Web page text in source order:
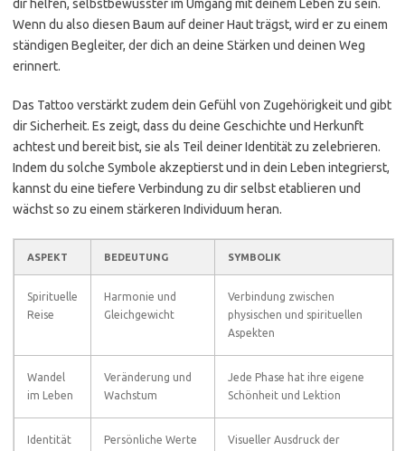
dir helfen, selbstbewusster im Umgang mit deinem Leben zu sein.
Wenn du also diesen Baum auf deiner Haut trägst, wird er zu einem
ständigen Begleiter, der dich an deine Stärken und deinen Weg
erinnert.
Das Tattoo verstärkt zudem dein Gefühl von Zugehörigkeit und gibt
dir Sicherheit. Es zeigt, dass du deine Geschichte und Herkunft
achtest und bereit bist, sie als Teil deiner Identität zu zelebrieren.
Indem du solche Symbole akzeptierst und in dein Leben integrierst,
kannst du eine tiefere Verbindung zu dir selbst etablieren und
wächst so zu einem stärkeren Individuum heran.
ASPEKT BEDEUTUNG SYMBOLIK
Spirituelle
Reise
Harmonie und
Gleichgewicht
Verbindung zwischen
physischen und spirituellen
Aspekten
Wandel
im Leben
Veränderung und
Wachstum
Jede Phase hat ihre eigene
Schönheit und Lektion
Identität
Persönliche Werte
Visueller Ausdruck der